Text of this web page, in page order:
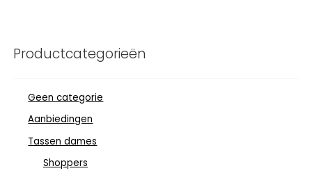
Productcategorieën
Geen categorie
Aanbiedingen
Tassen dames
Shoppers